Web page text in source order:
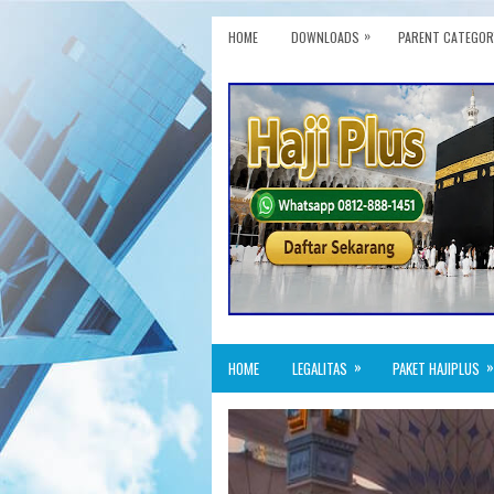
HOME DOWNLOADS » PARENT
HOME LEGALITAS » PAKET HAJIPLUS »